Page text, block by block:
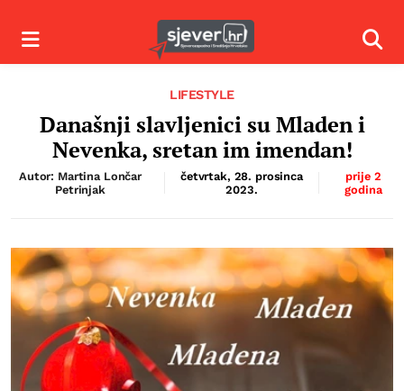
Izbornik
LIFESTYLE
Današnji slavljenici su Mladen i
Nevenka, sretan im imendan!
Autor: Martina Lončar
Petrinjak
četvrtak, 28. prosinca
2023.
prije 2
godina